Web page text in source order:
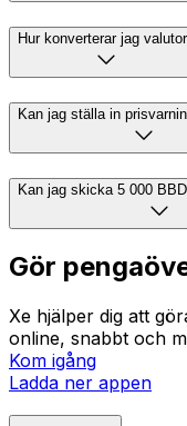
Hur konverterar jag
Kan jag ställa in
Kan jag skicka 5 000
Gör
Xe hjälper dig att
online, snabbt och
Kom igång
Ladda ner appen